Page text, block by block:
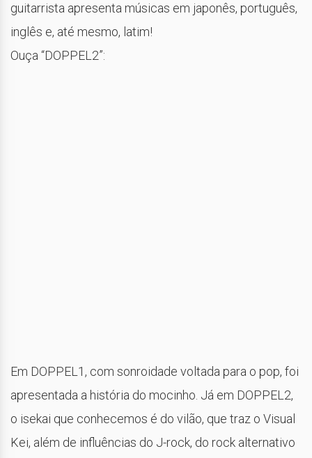
guitarrista apresenta músicas em japonês, português,
inglês e, até mesmo, latim!
Ouça “DOPPEL2”:
Em DOPPEL1, com sonroidade voltada para o pop, foi
apresentada a história do mocinho. Já em DOPPEL2,
o isekai que conhecemos é do vilão, que traz o Visual
Kei, além de influências do J-rock, do rock alternativo